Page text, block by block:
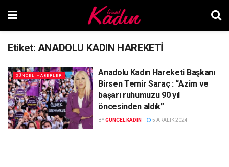
Etiket: ANADOLU KADIN HAREKETİ
GÜNCEL HABERLER
Anadolu Kadın Hareketi Başkanı
Birsen Temir Saraç : “Azim ve
başarı ruhumuzu 90 yıl
öncesinden aldık”
BYGÜNCEL KADIN 5 ARALIK 2024